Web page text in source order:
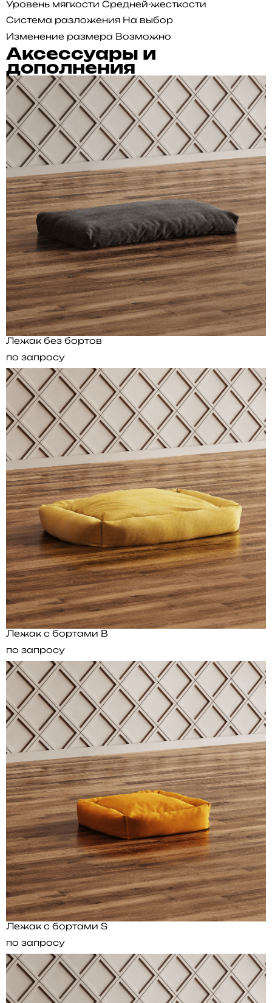
Уровень мягкости Средней-жесткости
Система разложения На выбор
Изменение размера Возможно
Аксессуары и
дополнения
Лежак без бортов
по запросу
Лежак с бортами B
по запросу
Лежак с бортами S
по запросу